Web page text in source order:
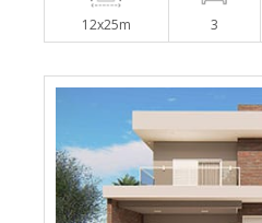
12x25m 3